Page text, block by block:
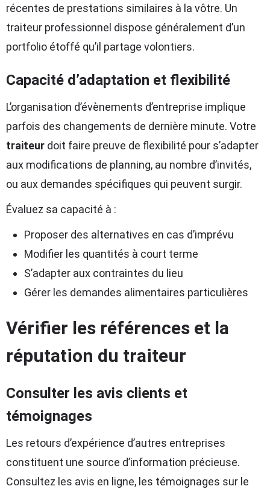
récentes de prestations similaires à la vôtre. Un
traiteur professionnel dispose généralement d’un
portfolio étoffé qu’il partage volontiers.
Capacité d’adaptation et flexibilité
L’organisation d’évènements d’entreprise implique
parfois des changements de dernière minute. Votre
traiteur doit faire preuve de flexibilité pour s’adapter
aux modifications de planning, au nombre d’invités,
ou aux demandes spécifiques qui peuvent surgir.
Évaluez sa capacité à :
Proposer des alternatives en cas d’imprévu
Modifier les quantités à court terme
S’adapter aux contraintes du lieu
Gérer les demandes alimentaires particulières
Vérifier les références et la
réputation du traiteur
Consulter les avis clients et
témoignages
Les retours d’expérience d’autres entreprises
constituent une source d’information précieuse.
Consultez les avis en ligne, les témoignages sur le